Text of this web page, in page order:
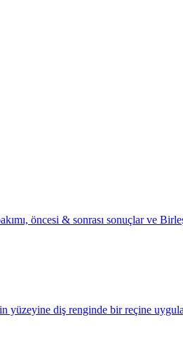
öncesi & sonrası sonuçlar ve
yüzeyine diş renginde bir reçine